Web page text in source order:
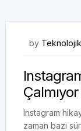
by
Instagram
zaman bazı